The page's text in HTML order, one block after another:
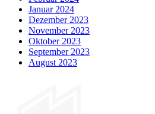
Januar 2024
Dezember 2023
November 2023
Oktober 2023
September 2023
August 2023